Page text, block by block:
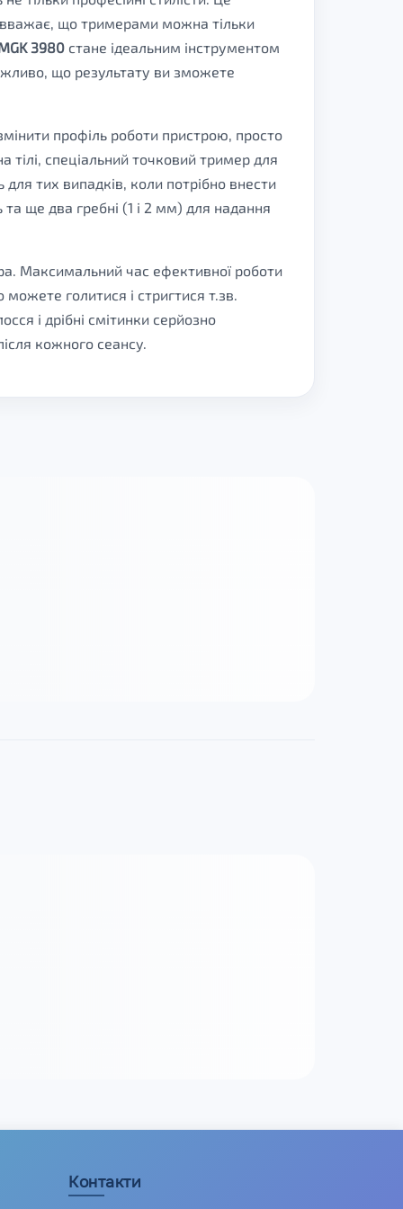
вважає, що тримерами можна тільки
3980 стане ідеальним інструментом
що результату ви зможете
профіль роботи пристрою, просто
тілі, спеціальний точковий тример для
тих випадків, коли потрібно внести
та ще два гребні (1 і 2 мм) для надання
Максимальний час ефективної роботи
голитися і стригтися т.зв.
і дрібні смітинки серйозно
кожного сеансу.
Контакти